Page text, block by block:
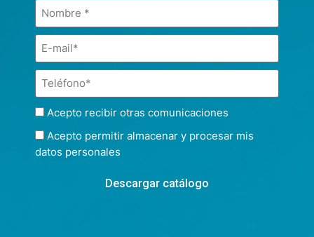
Acepto recibir otras comunicaciones
Acepto permitir almacenar y procesar mis
datos personales
Descargar catálogo